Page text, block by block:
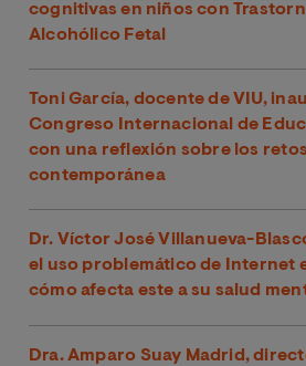
cognitivas en niños con
Alcohólico Fetal
Toni García, docente de VIU,
Congreso Internacional de
con una reflexión sobre los
contemporánea
Dr. Víctor José Villanueva-
el uso problemático de Internet
cómo afecta este a su salud
Dra. Amparo Suay Madrid,